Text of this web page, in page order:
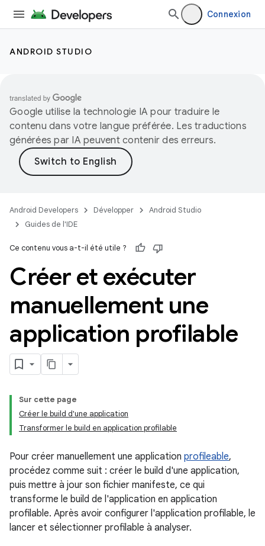
Connexion
ANDROID STUDIO
Google utilise la technologie IA pour traduire le
contenu dans votre langue préférée. Les traductions
générées par IA peuvent contenir des erreurs.
Android Developers Développer
Android Studio
Guides de l'IDE
Ce contenu vous a-t-il été utile ?
Créer et exécuter
manuellement une
application profilable
Sur cette page
Créer le build d'une application
Transformer le build en application profilable
Pour créer manuellement une application profileable,
procédez comme suit : créer le build d'une application,
puis mettre à jour son fichier manifeste, ce qui
transforme le build de l'application en application
profilable. Après avoir configurer l'application profilable, le
lancer et sélectionner profilable à analyser.